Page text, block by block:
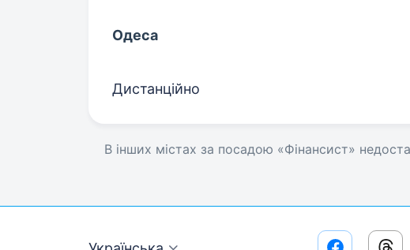
Одеса
Дистанційно
В інших містах за посадою «Фінансист»